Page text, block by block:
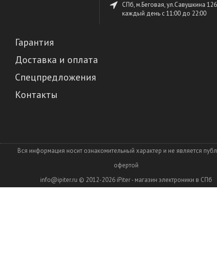
СПб, м.Беговая, ул.Савушкина
каждый день c 11:00 до 22:00
Гарантия
Доставка и оплата
Спецпредложения
Контакты
Вся информация носит ознакомительный характер и не является
офертой
info@ipiter.ru © 2012-2026 iPiter - магазин электроники в СПб